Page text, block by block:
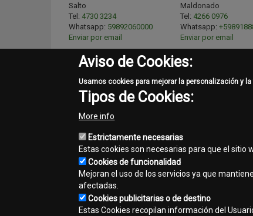
Salto
Tel: 4730 3234
Whatsapp: 59892060000
Enviar por email
Horarios de atención
Lunes a viernes
08:00 a 12:00 - 14:00 a 18:00
Sábados
GUARDIA DE REPUESTOS
DE 8 A 21 HS - CEL 098 134
139
Maldonado
Tel: 4266 0976
Whatsapp:
Enviar por email
Lunes a viernes
08:00 a 12:00 - 14:00
hs.
Sábados
GUARDIA DE
DE 8 A 21 HS - CEL:
082
Aviso de Cookies:
Usamos cookies para mejorar la personalización y
Tipos de Cookies:
More info
Estrictamente necesarias
Estas cookies son necesarias para que el
Cookies de funcionalidad
Mejoran el uso de los servicios ya que
afectadas.
Cookies publicitarias o de destino
Estas Cookies recopilan información del